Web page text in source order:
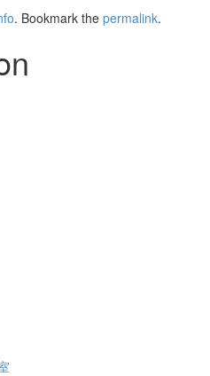
. Bookmark the permalink.